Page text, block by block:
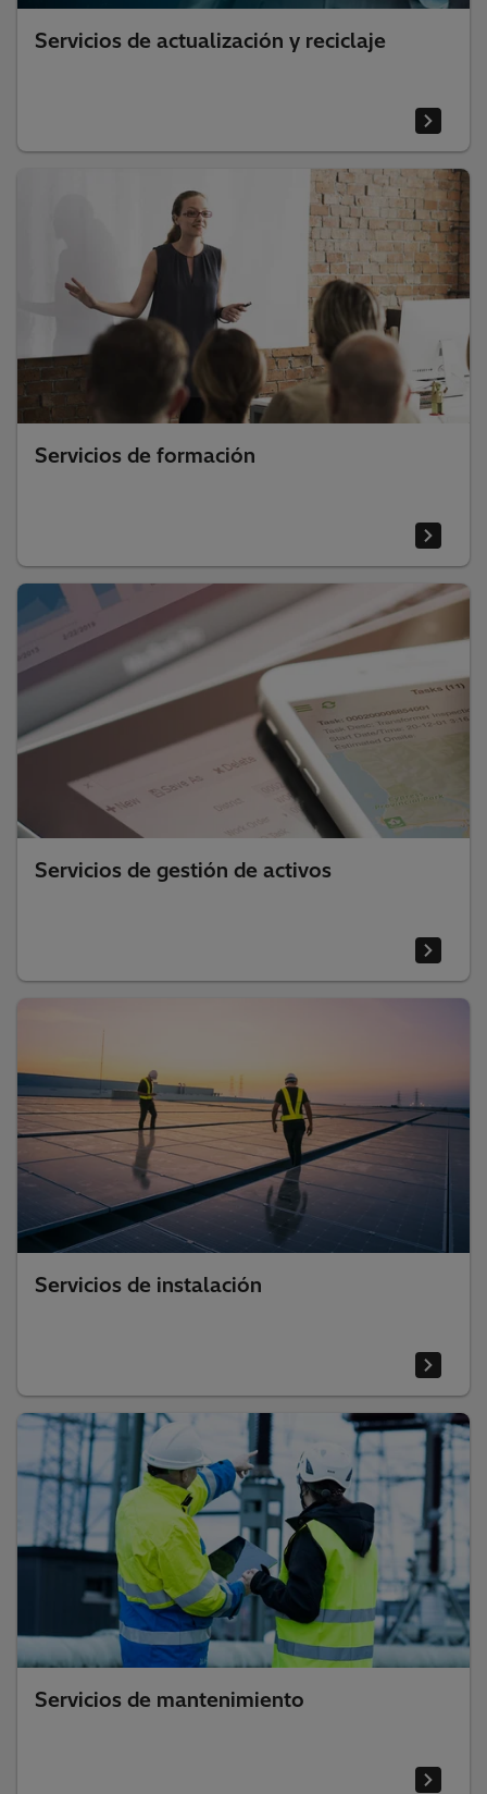
Servicios de actualización y reciclaje
Servicios de formación
Servicios de gestión de activos
Servicios de instalación
Servicios de mantenimiento